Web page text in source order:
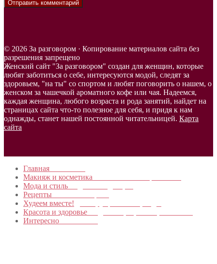
© 2026 За разговором · Копирование материалов сайта без
разрешения запрещено
Женский сайт "За разговором" создан для женщин, которые
любят заботиться о себе, интересуются модой, следят за
здоровьем, "на ты" со спортом и любят поговорить о нашем, о
женском за чашечкой ароматного кофе или чая. Надеемся,
каждая женщина, любого возраста и рода занятий, найдет на
страницах сайта что-то полезное для себя, и придя к нам
однажды, станет нашей постоянной читательницей. Карта
сайта
Главная
Макияж и косметика
Мода и стиль
Рецепты
Худеем вместе!
Красота и здоровье
Интересно